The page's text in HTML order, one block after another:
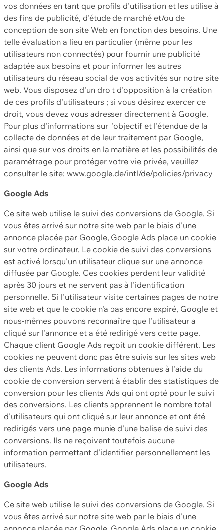
vos données en tant que profils d'utilisation et les utilise à
des fins de publicité, d'étude de marché et/ou de
conception de son site Web en fonction des besoins. Une
telle évaluation a lieu en particulier (même pour les
utilisateurs non connectés) pour fournir une publicité
adaptée aux besoins et pour informer les autres
utilisateurs du réseau social de vos activités sur notre site
web. Vous disposez d'un droit d'opposition à la création
de ces profils d'utilisateurs ; si vous désirez exercer ce
droit, vous devez vous adresser directement à Google.
Pour plus d'informations sur l'objectif et l'étendue de la
collecte de données et de leur traitement par Google,
ainsi que sur vos droits en la matière et les possibilités de
paramétrage pour protéger votre vie privée, veuillez
consulter le site: www.google.de/intl/de/policies/privacy
Google Ads
Ce site web utilise le suivi des conversions de Google. Si
vous êtes arrivé sur notre site web par le biais d'une
annonce placée par Google, Google Ads place un cookie
sur votre ordinateur. Le cookie de suivi des conversions
est activé lorsqu'un utilisateur clique sur une annonce
diffusée par Google. Ces cookies perdent leur validité
après 30 jours et ne servent pas à l'identification
personnelle. Si l'utilisateur visite certaines pages de notre
site web et que le cookie n'a pas encore expiré, Google et
nous-mêmes pouvons reconnaître que l'utilisateur a
cliqué sur l'annonce et a été redirigé vers cette page.
Chaque client Google Ads reçoit un cookie différent. Les
cookies ne peuvent donc pas être suivis sur les sites web
des clients Ads. Les informations obtenues à l'aide du
cookie de conversion servent à établir des statistiques de
conversion pour les clients Ads qui ont opté pour le suivi
des conversions. Les clients apprennent le nombre total
d'utilisateurs qui ont cliqué sur leur annonce et ont été
redirigés vers une page munie d'une balise de suivi des
conversions. Ils ne reçoivent toutefois aucune
information permettant d'identifier personnellement les
utilisateurs.
Google Ads
Ce site web utilise le suivi des conversions de Google. Si
vous êtes arrivé sur notre site web par le biais d'une